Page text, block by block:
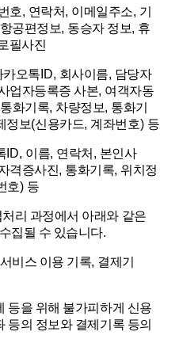
호, 연락처, 이메일주소, 기
항공편정보, 동승자 정보, 휴
필사진
카오톡 ID, 회사이름, 담당자
업자등록증 사본, 여객자동
통화기록, 차량정보, 통화기
정보(신용카드,계좌번호) 등
ID, 이름, 연락처 , 본인사
격증사진, 통화기록, 위치정
호) 등
리 과정에서 아래와 같은
집될 수 있습니다.
서비스 이용 기록, 결제기
등을 위해 불가피하게 신용
등의 정보와 결제기록 등의